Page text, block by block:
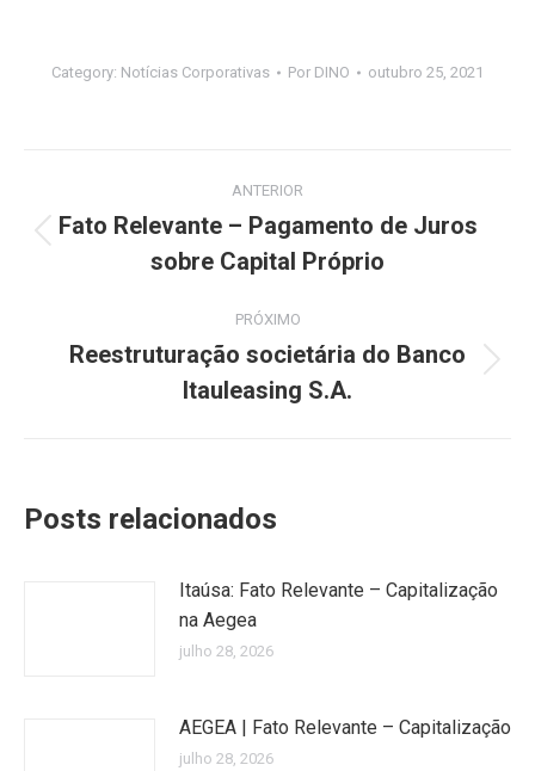
Category: Notícias Corporativas Por DINO outubro 25, 2021
de
ANTERIOR
Post
anterior:
Fato Relevante – Pagamento de Juros
sobre Capital Próprio
PRÓXIMO
post:
Reestruturação societária do Banco
Itauleasing S.A.
Posts relacionados
Itaúsa: Fato Relevante – Capitalização
na Aegea
julho 28, 2026
AEGEA | Fato Relevante – Capitalização
julho 28, 2026